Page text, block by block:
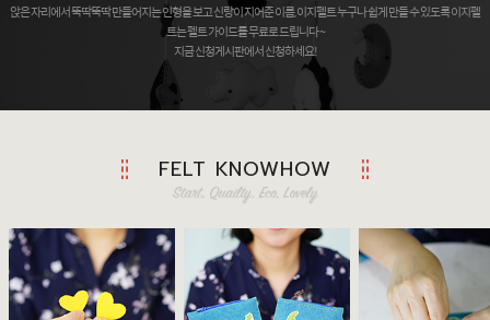
앉은 자리에서 뚝딱뚝딱 만들어지는 인형을 보고 신랑이 지어준 이름, 이지펠트 누구나 쉽게 만들 수 있도록 이지펠
트는 펠트 가이드를 무료로 드립니다 ~
지금 신청게시판에서 신청하세요!
FELT KNOWHOW